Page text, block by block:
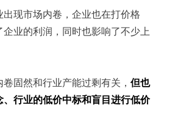
出现市场内卷，企业也在打价格
业的利润，同时也影响了不少上
固然和行业产能过剩有关， 但也
行业的低价中标和盲目进行低价